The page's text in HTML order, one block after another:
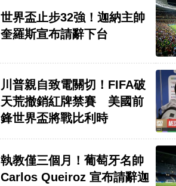
世界盃止步32強！迦納主帥
奎羅斯宣布請辭下台
川普親自致電關切！FIFA破
天荒撤銷紅牌禁賽 美國前
鋒世界盃將戰比利時
執教僅三個月！葡萄牙名帥
Carlos Queiroz 宣布請辭迦